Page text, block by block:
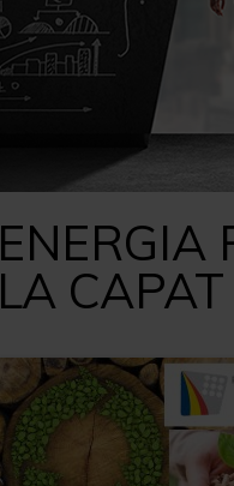
ENERGIA
LA CAPAT